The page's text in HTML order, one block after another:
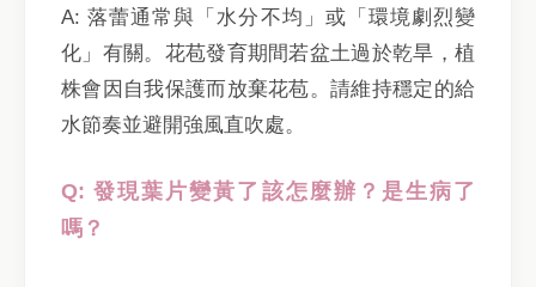
A: 落蕾通常與「水分不均」或「環境劇烈變
化」有關。花苞發育期間若盆土過於乾旱，植
株會因自我保護而放棄花苞。請維持穩定的給
水節奏並避開強風直吹處。
Q: 發現葉片變黃了該怎麼辦？是生病了
嗎？